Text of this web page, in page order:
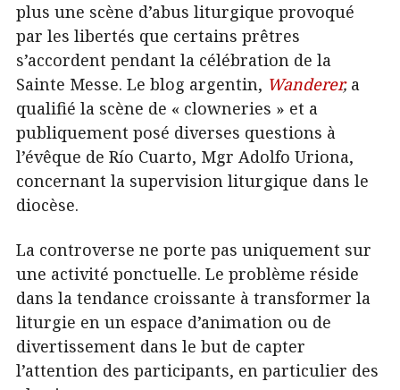
plus une scène d’abus liturgique provoqué
par les libertés que certains prêtres
s’accordent pendant la célébration de la
Sainte Messe. Le blog argentin, Wanderer,a
qualifié la scène de « clowneries » et a
publiquement posé diverses questions à
l’évêque de Río Cuarto, Mgr Adolfo Uriona,
concernant la supervision liturgique dans le
diocèse.
La controverse ne porte pas uniquement sur
une activité ponctuelle. Le problème réside
dans la tendance croissante à transformer la
liturgie en un espace d’animation ou de
divertissement dans le but de capter
l’attention des participants, en particulier des